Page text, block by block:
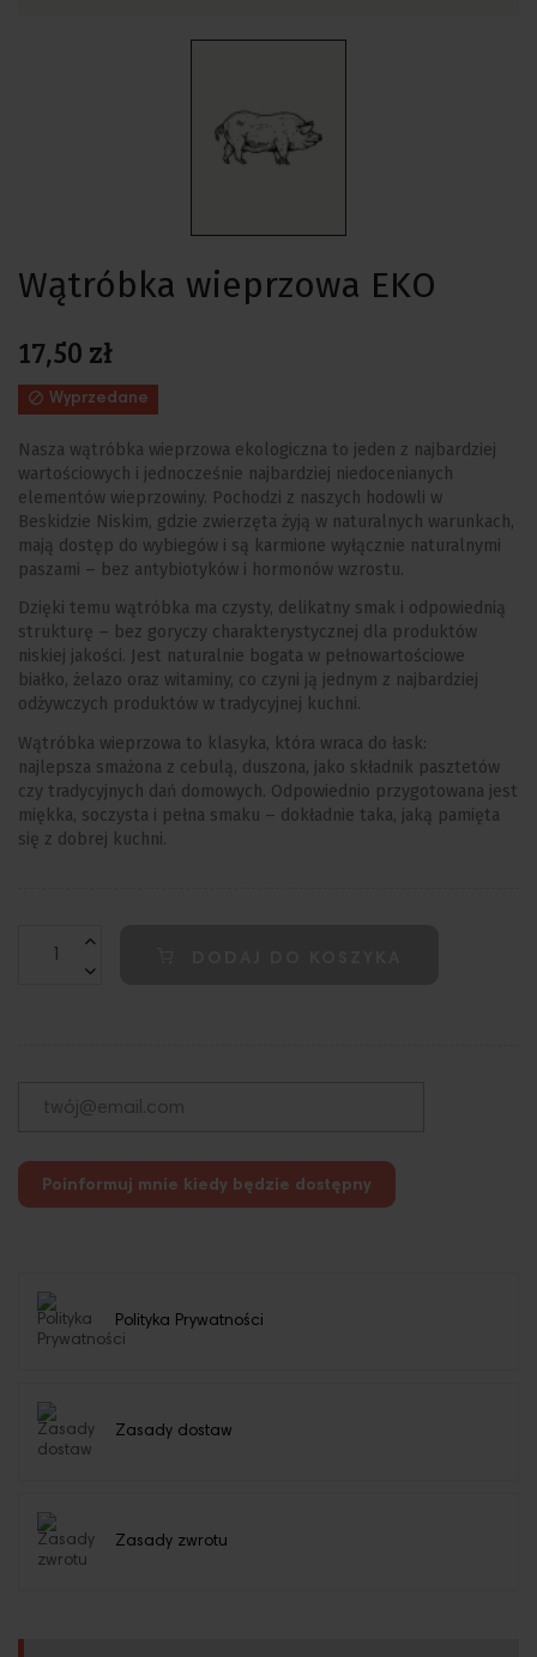
Wątróbka wieprzowa EKO
17,50 zł
 Wyprzedane
Nasza wątróbka wieprzowa ekologiczna to jeden z najbardziej
wartościowych i jednocześnie najbardziej niedocenianych
elementów wieprzowiny. Pochodzi z naszych hodowli w
Beskidzie Niskim, gdzie zwierzęta żyją w naturalnych warunkach,
mają dostęp do wybiegów i są karmione wyłącznie naturalnymi
paszami – bez antybiotyków i hormonów wzrostu.
Dzięki temu wątróbka ma czysty, delikatny smak i odpowiednią
strukturę – bez goryczy charakterystycznej dla produktów
niskiej jakości. Jest naturalnie bogata w pełnowartościowe
białko, żelazo oraz witaminy, co czyni ją jednym z najbardziej
odżywczych produktów w tradycyjnej kuchni.
Wątróbka wieprzowa to klasyka, która wraca do łask:
najlepsza smażona z cebulą, duszona, jako składnik pasztetów
czy tradycyjnych dań domowych. Odpowiednio przygotowana jest
miękka, soczysta i pełna smaku – dokładnie taka, jaką pamięta
się z dobrej kuchni.
Poinformuj mnie kiedy będzie dostępny
Polityka Prywatności
Zasady dostaw
Zasady zwrotu